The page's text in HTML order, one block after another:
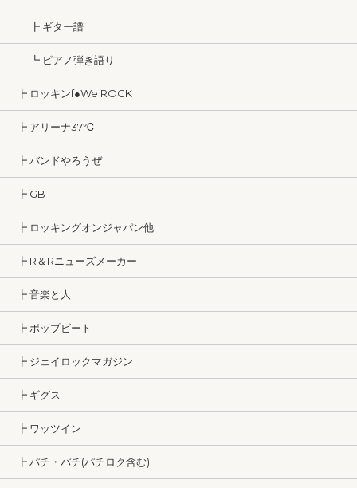
┣ ギター譜
┗ ピアノ弾き語り
┣ ロッキンf●We ROCK
┣ アリーナ37℃
┣ バンドやろうぜ
┣ GB
┣ ロッキングオンジャパン他
┣ R＆Rニューズメーカー
┣ 音楽と人
┣ ポップビート
┣ ジェイロックマガジン
┣ ギグス
┣ ワッツイン
┣ パチ・パチ(パチロク含む)